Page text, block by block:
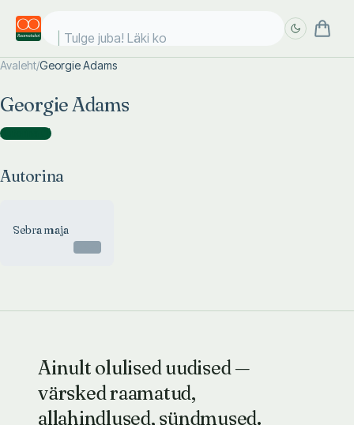
Tulge juba! Läki koo
Avaleht/Georgie Adams
Georgie Adams
Autorina )
Autorina
Sebra maja
Ainult olulised uudised —
värsked raamatud,
allahindlused, sündmused.